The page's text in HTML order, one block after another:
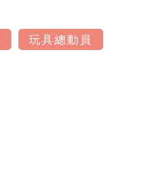
玩具總動員